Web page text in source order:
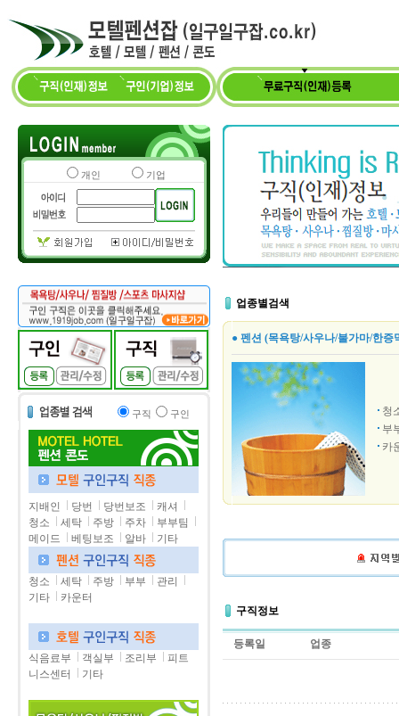
개인 기업
구직 구인
지배인 당번 당번보조
캐셔
청소
세탁 주방 주차
부부팀
메이드
베팅보조 알바 기타
청소 세탁 주방 부부
관리
기타
카운터
식음료부 객실부 조리부
피트
니스센터
기타
업종별검색
● 펜션 (목욕탕/사우나/불가마/한증
청
부
카
구직정보
등록일 업종